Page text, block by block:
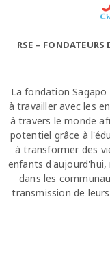
RSE –
La fondation
à travailler avec les
à travers le monde
potentiel grâce à
à transformer des
enfants
dans les
transmission de